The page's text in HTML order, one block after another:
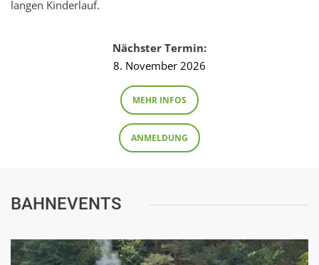
langen Kinderlauf.
Nächster Termin:
8. November 2026
MEHR INFOS
ANMELDUNG
BAHNEVENTS